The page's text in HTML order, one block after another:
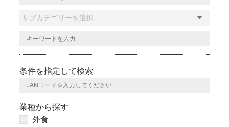
条件を指定して検索
業種から探す
外食